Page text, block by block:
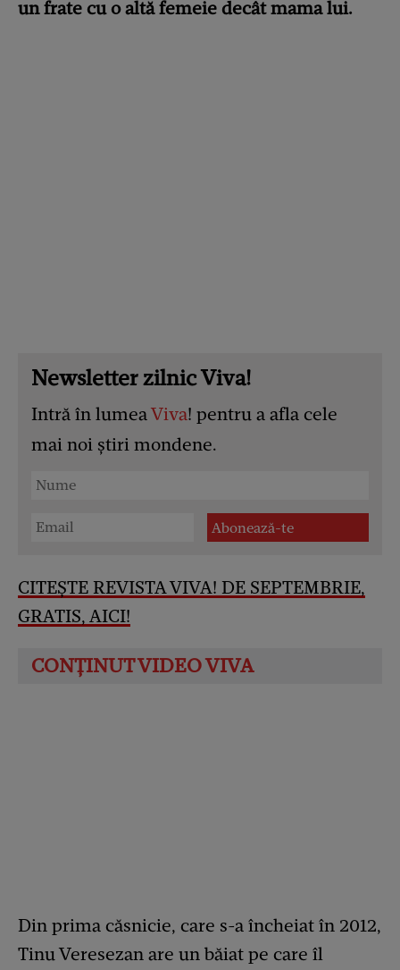
un frate cu o altă femeie decât mama lui.
Newsletter zilnic Viva!
Intră în lumeaViva! pentru a afla cele
mai noi știri mondene.
CITEȘTE REVISTA VIVA! DE SEPTEMBRIE,
GRATIS, AICI!
Din prima căsnicie, care s-a încheiat în 2012,
Tinu Veresezan are un băiat pe care îl